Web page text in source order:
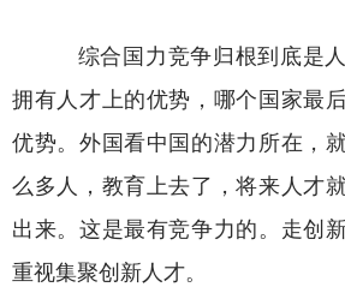
综合国力竞争归根到底是
拥有人才上的优势，哪个国家最
优势。外国看中国的潜力所在，
么多人，教育上去了，将来人才
出来。这是最有竞争力的。走创
重视集聚创新人才。